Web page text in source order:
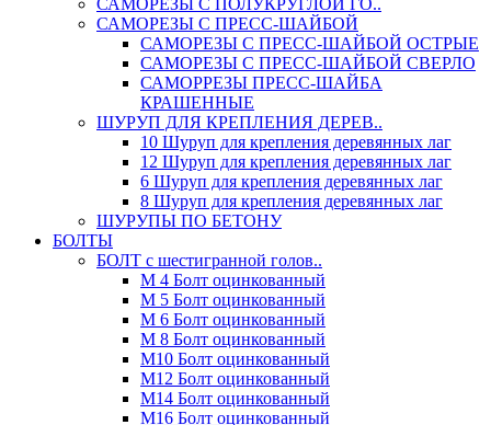
САМОРЕЗЫ С ПОЛУКРУГЛОЙ ГО..
САМОРЕЗЫ С ПРЕСС-ШАЙБОЙ
САМОРЕЗЫ С ПРЕСС-ШАЙБОЙ ОСТРЫЕ
САМОРЕЗЫ С ПРЕСС-ШАЙБОЙ СВЕРЛО
САМОРРЕЗЫ ПРЕСС-ШАЙБА
КРАШЕННЫЕ
ШУРУП ДЛЯ КРЕПЛЕНИЯ ДЕРЕВ..
10 Шуруп для крепления деревянных лаг
12 Шуруп для крепления деревянных лаг
6 Шуруп для крепления деревянных лаг
8 Шуруп для крепления деревянных лаг
ШУРУПЫ ПО БЕТОНУ
БОЛТЫ
БОЛТ с шестигранной голов..
М 4 Болт оцинкованный
М 5 Болт оцинкованный
М 6 Болт оцинкованный
М 8 Болт оцинкованный
М10 Болт оцинкованный
М12 Болт оцинкованный
М14 Болт оцинкованный
М16 Болт оцинкованный